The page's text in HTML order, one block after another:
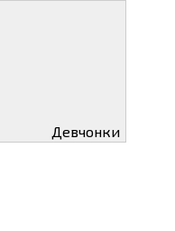
Девчонки